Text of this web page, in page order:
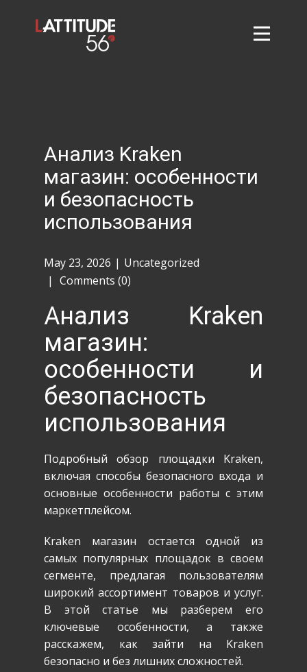
Contact
Taylor Tigers
Анализ Kraken
магазин: особенности
и безопасность
использования
May 23, 2026
Uncategorized
Comments (0)
Анализ Kraken
магазин:
особенности и
безопасность
использования
Подробный обзор площадки Kraken,
включая способы безопасного входа и
основные особенности работы с этим
маркетплейсом.
Kraken магазин остается одной из
самых популярных площадок в своем
сегменте, предлагая пользователям
широкий ассортимент товаров и услуг.
В этой статье мы разберем его
ключевые особенности, а также
расскажем, как зайти на Kraken
безопасно и без лишних сложностей.